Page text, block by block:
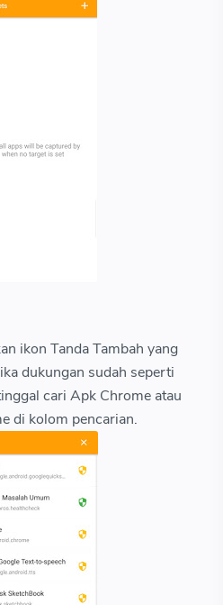
ikon Tanda Tambah yang
dukungan sudah seperti
cari Apk Chrome atau
di kolom pencarian.